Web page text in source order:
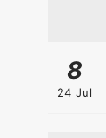
8
24 Jul